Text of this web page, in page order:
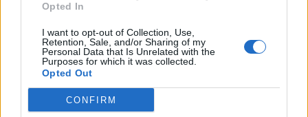
Opted In
I want to opt-out of Collection, Use,
Retention, Sale, and/or Sharing of my
Personal Data that Is Unrelated with the
Purposes for which it was collected.
Opted Out
CONFIRM
Το κάπνισμα βλάπτει σοβαρά και τα